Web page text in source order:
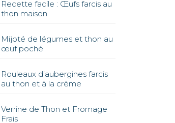
Recette facile : Œufs farcis au
thon maison
Mijoté de légumes et thon au
œuf poché
Rouleaux d’aubergines farcis
au thon et à la crème
Verrine de Thon et Fromage
Frais